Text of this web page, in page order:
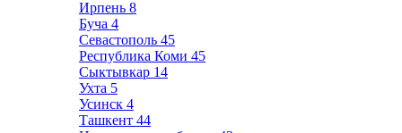
Ирпень 8
Буча 4
Севастополь 45
Республика Коми 45
Сыктывкар 14
Ухта 5
Усинск 4
Ташкент 44